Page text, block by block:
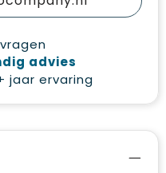
advies
jaar ervaring